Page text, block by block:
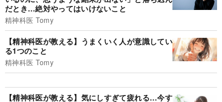
だとき…絶対やってはいけないこと
精神科医 Tomy
【精神科医が教える】うまくいく人が意識してい
る1つのこと
精神科医 Tomy
【精神科医が教える】気にしすぎて疲れる…今す